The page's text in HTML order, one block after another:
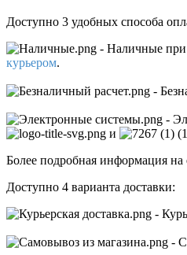
Доступно 3 удобных способа
- Наличные при
курьером.
-
-
и
Более подробная информация на
Доступно 4 варианта доставки:
-
-